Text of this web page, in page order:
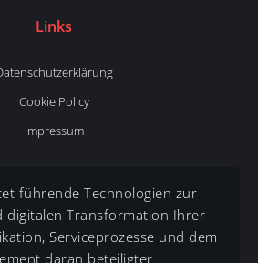
Links
Cookie Policy
Impressum
führende Technologien zur
digitalen Transformation Ihrer
Serviceprozesse und dem
daran beteiligter